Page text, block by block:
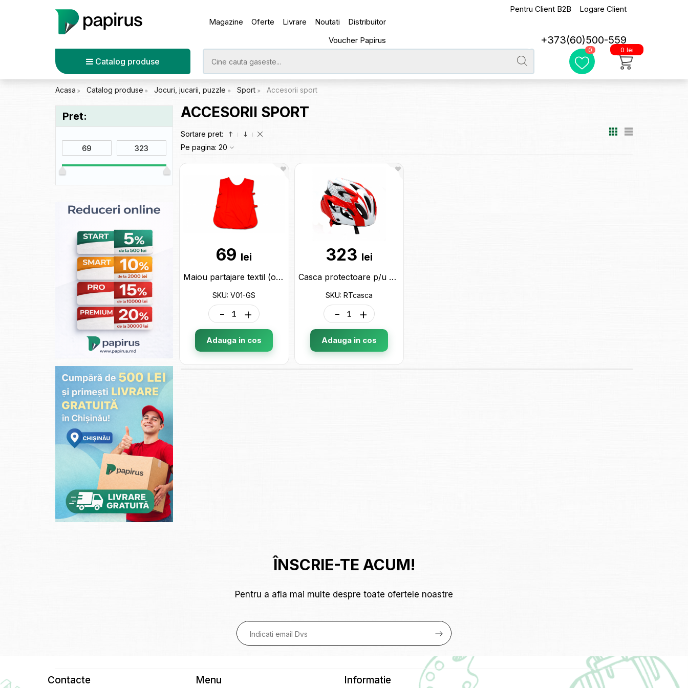
Magazine Oferte Livrare Noutati
Distribuitor
Voucher Papirus
Pentru Client B2B Logare Client
+373(60)500-559
Catalog produse
0 0 lei
Acasa Catalog produse Jocuri, jucarii, puzzle Sport Accesorii sport
Pret: ACCESORII SPORT
Sortare pret:
Pe pagina: 20
69 lei
Maiou partajare textil (orange) V01-GS
SKU: V01-GS
- +
Adauga in cos
323 lei
Casca protectoare p/u copii RTcasca
SKU: RTcasca
- +
Adauga in cos
ÎNSCRIE-TE ACUM!
Pentru a afla mai multe despre toate ofertele noastre
Contacte Menu Informatie